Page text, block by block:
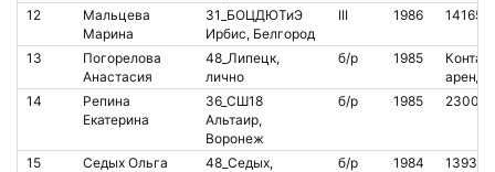
12
Мальцева
Марина
31_БОЦДЮТиЭ
Ирбис, Белгород
III 1986
13
Погорелова
Анастасия
48_Липецк,
лично
б/р 1985
аренда
14
Репина
Екатерина
36_СШ18
Альтаир,
Воронеж
б/р 1985
15 Седых Ольга
48_Седых,
б/р 1984